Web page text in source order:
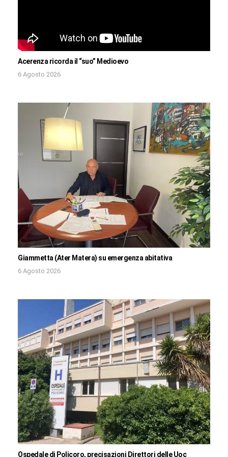
Acerenza ricorda il “suo” Medioevo
6 Agosto 2026
Giammetta (Ater Matera) su emergenza abitativa
6 Agosto 2026
Ospedale di Policoro, precisazioni Direttori delle Uoc